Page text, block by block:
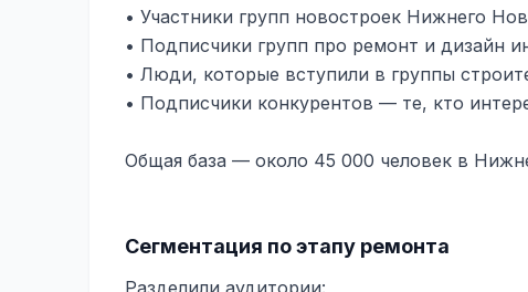
• Участники групп новостроек Нижнего
• Подписчики групп про ремонт и дизайн
• Люди, которые вступили в группы
• Подписчики конкурентов — те, кто
Общая база — около 45 000 человек в
Сегментация по этапу ремонта
Разделили аудитории: